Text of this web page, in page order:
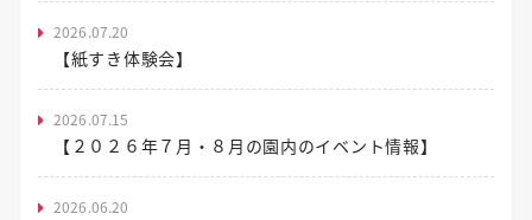
2026.07.20
【紙すき体験会】
2026.07.15
【２０２６年７月・８月の園内のイベント情報】
2026.06.20